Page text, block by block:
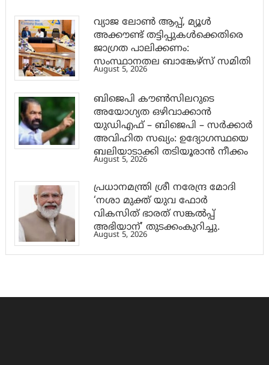
വ്യാജ ലോൺ ആപ്പ്, മ്യൂൾ
അക്കൗണ്ട് തട്ടിപ്പുകൾക്കെതിരെ
ജാ​ഗ്രത പാലിക്കണം:
സംസ്ഥാനതല ബാങ്കേഴ്സ് സമിതി
August 5, 2026
ബിജെപി കൗൺസിലറുടെ
അയോഗ്യത ഒഴിവാക്കാൻ
യുഡിഎഫ് – ബിജെപി – സർക്കാർ
അവിഹിത സഖ്യം: ഉദ്യോഗസ്ഥയെ
ബലിയാടാക്കി തടിയൂരാൻ നീക്കം
August 5, 2026
പ്രധാനമന്ത്രി ശ്രീ നരേന്ദ്ര മോദി
‘നശാ മുക്ത് യുവ ഫോർ
വികസിത് ഭാരത് സങ്കൽപ്പ്
അഭിയാന്’ തുടക്കംകുറിച്ചു.
August 5, 2026